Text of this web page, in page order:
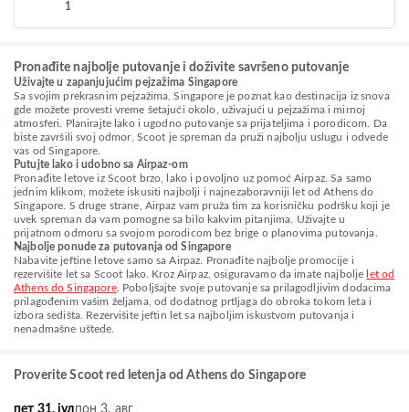
1
Pronađite najbolje putovanje i doživite savršeno putovanje
Uživajte u zapanjujućim pejzažima Singapore
Sa svojim prekrasnim pejzažima, Singapore je poznat kao destinacija iz snova
gde možete provesti vreme šetajući okolo, uživajući u pejzažima i mirnoj
atmosferi. Planirajte lako i ugodno putovanje sa prijateljima i porodicom. Da
biste završili svoj odmor, Scoot je spreman da pruži najbolju uslugu i odvede
vas od Singapore.
Putujte lako i udobno sa Airpaz-om
Pronađite letove iz Scoot brzo, lako i povoljno uz pomoć Airpaz. Sa samo
jednim klikom, možete iskusiti najbolji i najnezaboravniji let od Athens do
Singapore. S druge strane, Airpaz vam pruža tim za korisničku podršku koji je
uvek spreman da vam pomogne sa bilo kakvim pitanjima. Uživajte u
prijatnom odmoru sa svojom porodicom bez brige o planovima putovanja.
Najbolje ponude za putovanja od Singapore
Nabavite jeftine letove samo sa Airpaz. Pronađite najbolje promocije i
rezervišite let sa Scoot lako. Kroz Airpaz, osiguravamo da imate najbolje let od
Athens do Singapore. Poboljšajte svoje putovanje sa prilagodljivim dodacima
prilagođenim vašim željama, od dodatnog prtljaga do obroka tokom leta i
izbora sedišta. Rezervišite jeftin let sa najboljim iskustvom putovanja i
nenadmašne uštede.
Proverite Scoot red letenja od Athens do Singapore
пет 31. јулпон 3. авг